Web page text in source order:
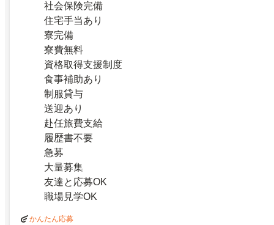
社会保険完備
住宅手当あり
寮完備
寮費無料
資格取得支援制度
食事補助あり
制服貸与
送迎あり
赴任旅費支給
履歴書不要
急募
大量募集
友達と応募OK
職場見学OK
かんたん応募